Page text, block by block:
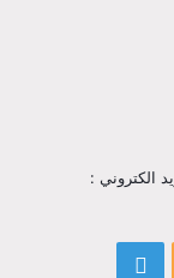
هاتف : 9671226773+ – بريد الكتروني :